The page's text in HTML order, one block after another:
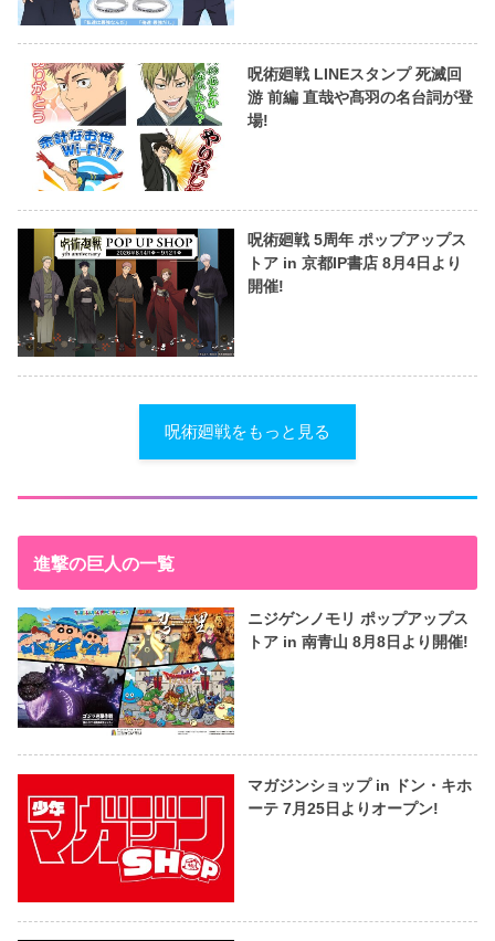
呪術廻戦 LINEスタンプ 死滅回
游 前編 直哉や髙羽の名台詞が登
場!
呪術廻戦 5周年 ポップアップス
トア in 京都IP書店 8月4日より
開催!
呪術廻戦をもっと見る
進撃の巨人の一覧
ニジゲンノモリ ポップアップス
トア in 南青山 8月8日より開催!
マガジンショップ in ドン・キホ
ーテ 7月25日よりオープン!